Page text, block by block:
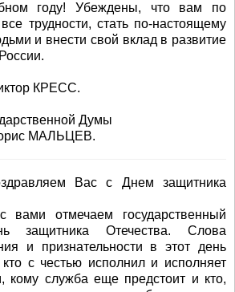
году! Убеждены, что вам по
трудности, стать по-настоящему
и внести свой вклад в развитие
КРЕСС.
Думы
МАЛЬЦЕВ.
Вас с Днем защитника
отмечаем государственный
защитника Отечества. Слова
и признательности в этот день
с честью исполнил и исполняет
кому служба еще предстоит и кто,